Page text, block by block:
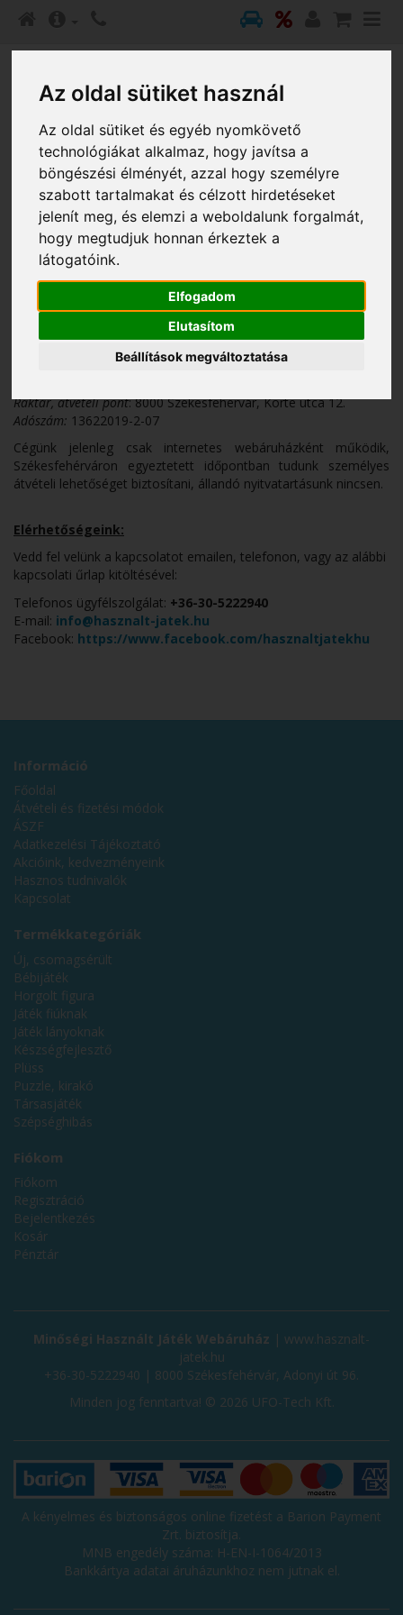
Az oldal sütiket használ
Az oldal sütiket és egyéb nyomkövető
technológiákat alkalmaz, hogy javítsa a
böngészési élményét, azzal hogy személyre
szabott tartalmakat és célzott hirdetéseket
jelenít meg, és elemzi a weboldalunk forgalmát,
hogy megtudjuk honnan érkeztek a
látogatóink.
Elfogadom
Elutasítom
Beállítások megváltoztatása
Hírlevél feliratkozás Hírlevél leiratkozás
INFORMÁCIÓ KAPCSOLAT
Kapcsolat
Cégadatok:
UFO-Tech Kft.
Raktár, átvételi pont: 8000 Székesfehérvár, Körte utca 12.
Adószám: 13622019-2-07
Cégünk jelenleg csak internetes webáruházként működik,
Székesfehérváron egyeztetett időpontban tudunk személyes
átvételi lehetőséget biztosítani, állandó nyitvatartásunk nincsen.
Elérhetőségeink:
Vedd fel velünk a kapcsolatot emailen, telefonon, vagy az alábbi
kapcsolati űrlap kitöltésével:
Telefonos ügyfélszolgálat: +36-30-5222940
E-mail: info@hasznalt-jatek.hu
Facebook: https://www.facebook.com/hasznaltjatekhu
Információ
Főoldal
Átvételi és fizetési módok
ÁSZF
Adatkezelési Tájékoztató
Akcióink, kedvezményeink
Hasznos tudnivalók
Kapcsolat
Termékkategóriák
Új, csomagsérült
Bébijáték
Horgolt figura
Játék fiúknak
Játék lányoknak
Készségfejlesztő
Plüss
Puzzle, kirakó
Társasjáték
Szépséghibás
Fiókom
Fiókom
Regisztráció
Bejelentkezés
Kosár
Pénztár
Minőségi Használt Játék Webáruház | www.hasznalt-
jatek.hu
+36-30-5222940 | 8000 Székesfehérvár, Adonyi út 96.
Minden jog fenntartva! © 2026 UFO-Tech Kft.
A kényelmes és biztonságos online fizetést a Barion Payment
Zrt. biztosítja.
MNB engedély száma: H-EN-I-1064/2013
Bankkártya adatai áruházunkhoz nem jutnak el.